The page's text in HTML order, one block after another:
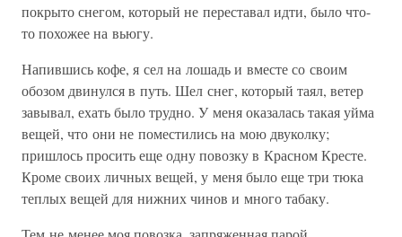
покрыто снегом, который не переставал идти, было что-
то похожее на вьюгу.
Напившись кофе, я сел на лошадь и вместе со своим
обозом двинулся в путь. Шел снег, который таял, ветер
завывал, ехать было трудно. У меня оказалась такая уйма
вещей, что они не поместились на мою двуколку;
пришлось просить еще одну повозку в Красном Кресте.
Кроме своих личных вещей, у меня было еще три тюка
теплых вещей для нижних чинов и много табаку.